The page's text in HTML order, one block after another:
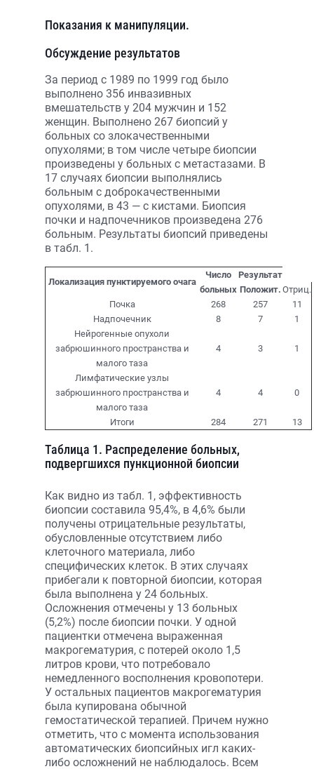
Показания к манипуляции.
Обсуждение результатов
За период с 1989 по 1999 год было
выполнено 356 инвазивных
вмешательств у 204 мужчин и 152
женщин. Выполнено 267 биопсий у
больных со злокачественными
опухолями; в том числе четыре биопсии
произведены у больных с метастазами. В
17 случаях биопсии выполнялись
больным с доброкачественными
опухолями, в 43 — с кистами. Биопсия
почки и надпочечников произведена 276
больным. Результаты биопсий приведены
в табл. 1.
Таблица 1. Распределение больных,
подвергшихся пункционной биопсии
Локализация пунктируемого очага
Число
больных
Результат
Положит. Отриц.
Почка
268 257
11
Надпочечник
8 7
1
Нейрогенные опухоли
забрюшинного пространства и
малого таза
4 3 1
Лимфатические узлы
забрюшинного пространства и
малого таза
4 4 0
Итоги 284 271 13
Как видно из табл. 1, эффективность
биопсии составила 95,4%, в 4,6% были
получены отрицательные результаты,
обусловленные отсутствием либо
клеточного материала, либо
специфических клеток. В этих случаях
прибегали к повторной биопсии, которая
была выполнена у 24 больных.
Осложнения отмечены у 13 больных
(5,2%) после биопсии почки. У одной
пациентки отмечена выраженная
макрогематурия, с потерей около 1,5
литров крови, что потребовало
немедленного восполнения кровопотери.
У остальных пациентов макрогематурия
была купирована обычной
гемостатической терапией. Причем нужно
отметить, что с момента использования
автоматических биопсийных игл каких-
либо осложнений не наблюдалось. Всем